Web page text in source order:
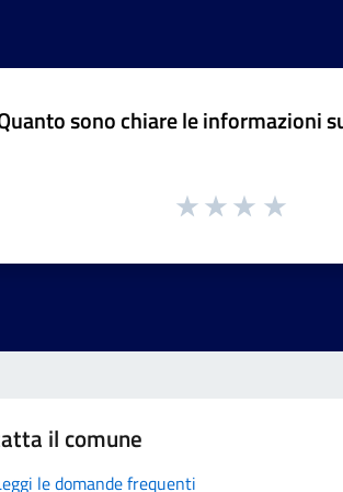
sono chiare le informazioni
il comune
le domande frequenti